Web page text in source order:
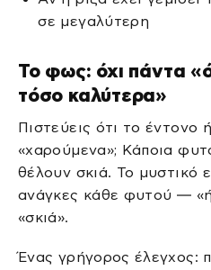
σε μεγαλύτερη
Το φως: όχι πάντα
τόσο καλύτερα»
Πιστεύεις ότι το έντονο
«χαρούμενα»; Κάποια
θέλουν σκιά. Το μυστικό
ανάγκες κάθε φυτού —
«σκιά».
Ένας γρήγορος έλεγχος: